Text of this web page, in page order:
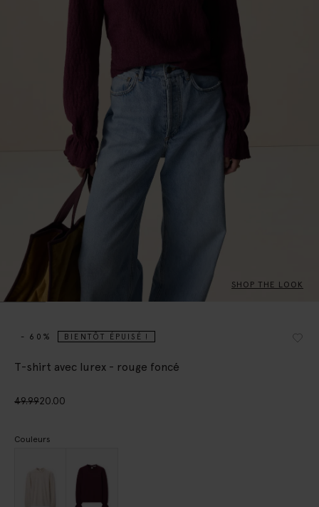
SHOP THE LOOK
- 60% BIENTÔT ÉPUISÉ !
T-shirt avec lurex - rouge foncé
49.9920.00
Couleurs